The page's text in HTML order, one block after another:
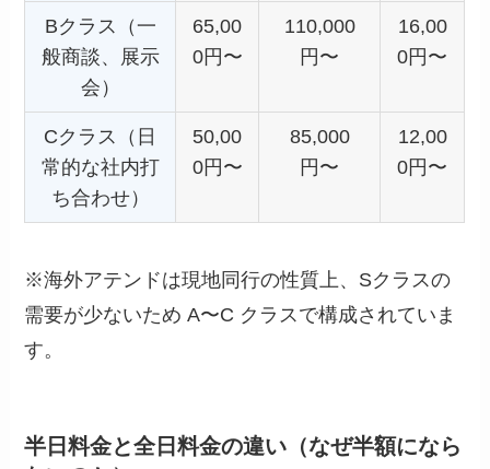
Bクラス（一
般商談、展示
会）
65,00
0円〜
110,000
円〜
16,00
0円〜
Cクラス（日
常的な社内打
ち合わせ）
50,00
0円〜
85,000
円〜
12,00
0円〜
※海外アテンドは現地同行の性質上、Sクラスの
需要が少ないため A〜C クラスで構成されていま
す。
半日料金と全日料金の違い（なぜ半額になら